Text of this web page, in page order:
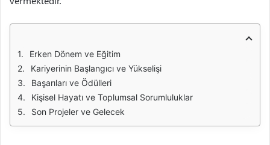
Erken Dönem ve Eğitim
Kariyerinin Başlangıcı ve Yükselişi
Başarıları ve Ödülleri
Kişisel Hayatı ve Toplumsal Sorumluluklar
Son Projeler ve Gelecek